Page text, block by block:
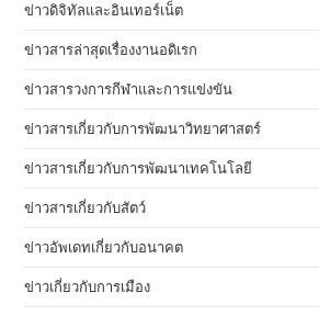
ข่าวดิจิทัลและอินเทอร์เน็ต
ข่าวสารล่าสุดเรื่องงานอดิเรก
ข่าวสารวงการกีฬาและการแข่งขัน
ข่าวสารเกี่ยวกับการพัฒนาวิทยาศาสตร์
ข่าวสารเกี่ยวกับการพัฒนาเทคโนโลยี
ข่าวสารเกี่ยวกับสัตว์
ข่าวอัพเดทเกี่ยวกับอนาคต
ข่าวเกี่ยวกับการเมือง